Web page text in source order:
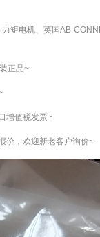
矩电机、英国AB-
正品~
值税发票~
，欢迎新老客户询价~